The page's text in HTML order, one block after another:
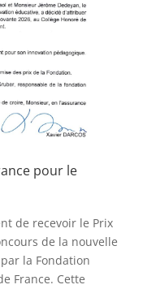
pour le
de recevoir le Prix
de la nouvelle
la Fondation
France. Cette